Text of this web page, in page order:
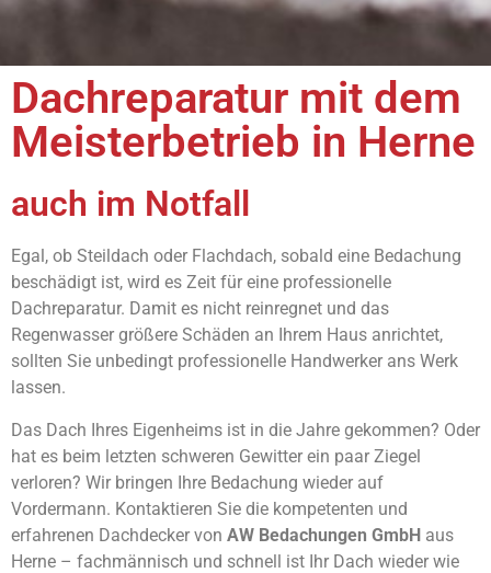
Dachreparatur mit dem
Meisterbetrieb in Herne
auch im Notfall
Egal, ob Steildach oder Flachdach, sobald eine Bedachung
beschädigt ist, wird es Zeit für eine professionelle
Dachreparatur. Damit es nicht reinregnet und das
Regenwasser größere Schäden an Ihrem Haus anrichtet,
sollten Sie unbedingt professionelle Handwerker ans Werk
lassen.
Das Dach Ihres Eigenheims ist in die Jahre gekommen? Oder
hat es beim letzten schweren Gewitter ein paar Ziegel
verloren? Wir bringen Ihre Bedachung wieder auf
Vordermann. Kontaktieren Sie die kompetenten und
erfahrenen Dachdecker von AW Bedachungen GmbH aus
Herne – fachmännisch und schnell ist Ihr Dach wieder wie